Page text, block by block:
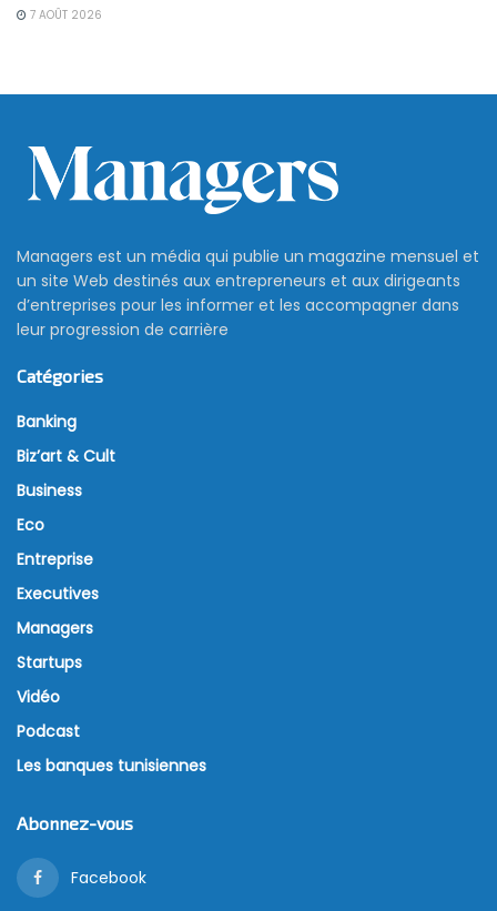
7 AOÛT 2026
Managers est un média qui publie un magazine mensuel et
un site Web destinés aux entrepreneurs et aux dirigeants
d’entreprises pour les informer et les accompagner dans
leur progression de carrière
Catégories
Banking
Biz’art & Cult
Business
Eco
Entreprise
Executives
Managers
Startups
Vidéo
Podcast
Les banques tunisiennes
Abonnez-vous
Facebook